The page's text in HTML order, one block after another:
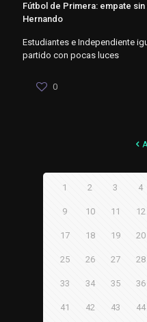
Fútbol de Primera: empate
Hernando
Estudiantes e Independiente
partido con pocas luces
0
1 2 3 4
9 10 11 12
17 18 19 20
25 26 27 28
33 34 35 36
41 42 43 44